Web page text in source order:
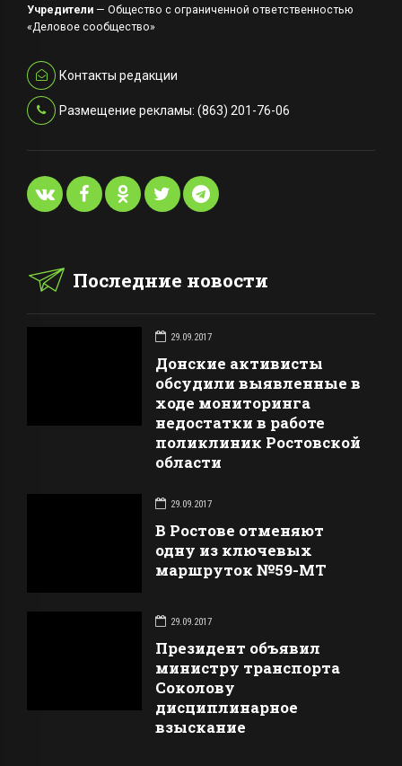
Учредители — Общество с ограниченной ответственностью
«Деловое сообщество»
Контакты редакции
Размещение рекламы: (863) 201-76-06
Последние новости
29.09.2017
Донские активисты
обсудили выявленные в
ходе мониторинга
недостатки в работе
поликлиник Ростовской
области
29.09.2017
В Ростове отменяют
одну из ключевых
маршруток №59-МТ
29.09.2017
Президент объявил
министру транспорта
Соколову
дисциплинарное
взыскание